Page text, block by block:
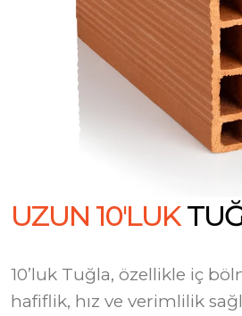
UZUN 10'LUK TU
10’luk Tuğla, özellikle iç
hafiflik, hız ve verimlilik